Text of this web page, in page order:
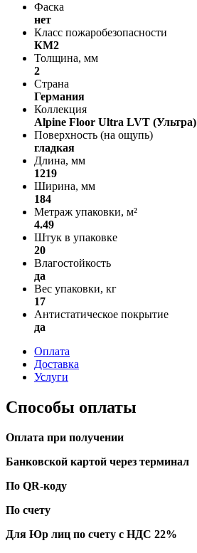
Фаска
нет
Класс пожаробезопасности
КМ2
Толщина, мм
2
Страна
Германия
Коллекция
Alpine Floor Ultra LVT (Ультра)
Поверхность (на ощупь)
гладкая
Длина, мм
1219
Ширина, мм
184
Метраж упаковки, м²
4.49
Штук в упаковке
20
Влагостойкость
да
Вес упаковки, кг
17
Антистатическое покрытие
да
Оплата
Доставка
Услуги
Способы оплаты
Оплата при получении
Банковской картой через терминал
По QR-коду
По счету
Для Юр лиц по счету с НДС 22%